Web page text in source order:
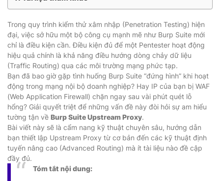
Trong quy trình kiểm thử xâm nhập (Penetration Testing) hiện
đại, việc sở hữu một bộ công cụ mạnh mẽ như Burp Suite mới
chỉ là điều kiện cần. Điều kiện đủ để một Pentester hoạt động
hiệu quả chính là khả năng điều hướng dòng chảy dữ liệu
(Traffic Routing) qua các môi trường mạng phức tạp.
Bạn đã bao giờ gặp tình huống Burp Suite “đứng hình” khi hoạt
động trong mạng nội bộ doanh nghiệp? Hay IP của bạn bị WAF
(Web Application Firewall) chặn ngay sau vài phút quét lỗ
hổng? Giải quyết triệt để những vấn đề này đòi hỏi sự am hiểu
tường tận về Burp Suite Upstream Proxy.
Bài viết này sẽ là cẩm nang kỹ thuật chuyên sâu, hướng dẫn
bạn thiết lập Upstream Proxy từ cơ bản đến các kỹ thuật định
tuyến nâng cao (Advanced Routing) mà ít tài liệu nào đề cập
đầy đủ.
Tóm tắt nội dung: